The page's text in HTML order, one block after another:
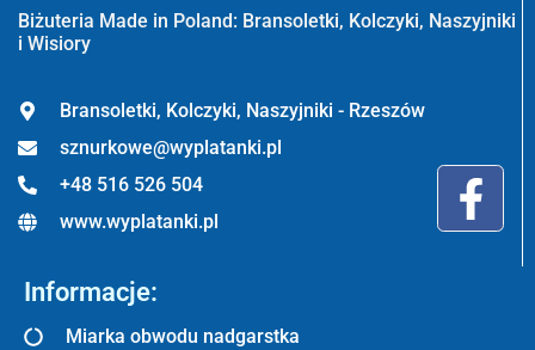
Biżuteria Made in Poland: Bransoletki, Kolczyki, Naszyjniki
i Wisiory
Bransoletki, Kolczyki, Naszyjniki - Rzeszów
sznurkowe@wyplatanki.pl
+48 516 526 504
www.wyplatanki.pl
Informacje:
Miarka obwodu nadgarstka